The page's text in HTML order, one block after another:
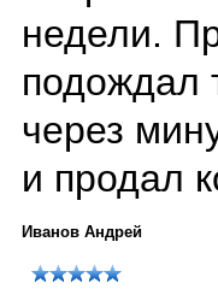
недели.
подождал
через
и продал
Иванов Андрей